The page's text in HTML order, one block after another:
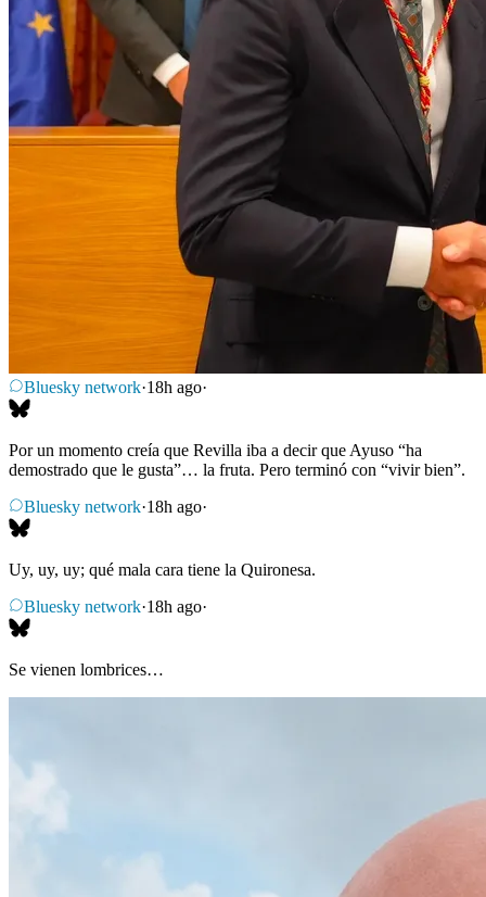
Bluesky network·18h ago·
Por un momento creía que Revilla iba a decir que Ayuso “ha
demostrado que le gusta”… la fruta. Pero terminó con “vivir bien”.
Bluesky network·18h ago·
Uy, uy, uy; qué mala cara tiene la Quironesa.
Bluesky network·18h ago·
Se vienen lombrices…